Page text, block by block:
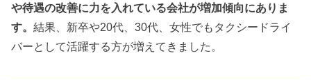
や待遇の改善に力を入れている会社が増加傾向にありま
す。結果、新卒や20代、30代、女性でもタクシードライ
バーとして活躍する方が増えてきました。